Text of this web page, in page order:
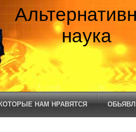
наука
НАМ НРАВЯТСЯ